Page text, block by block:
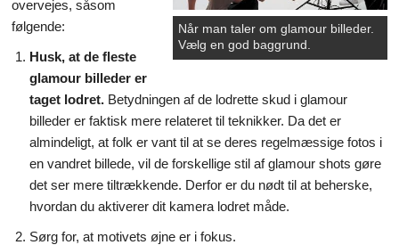
Når man taler om glamour billeder.
Vælg en god baggrund.
overvejes, såsom
følgende:
Husk, at de fleste
glamour billeder er
taget lodret. Betydningen af de lodrette skud i glamour
billeder er faktisk mere relateret til teknikker. Da det er
almindeligt, at folk er vant til at se deres regelmæssige fotos i
en vandret billede, vil de forskellige stil af glamour shots gøre
det ser mere tiltrækkende. Derfor er du nødt til at beherske,
hvordan du aktiverer dit kamera lodret måde.
Sørg for, at motivets øjne er i fokus.